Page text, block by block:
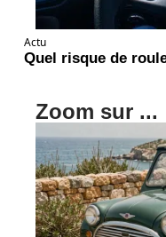
Actu
Quel risque de
Zoom sur ...